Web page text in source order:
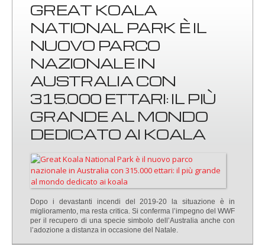
GREAT KOALA
NATIONAL PARK È IL
NUOVO PARCO
NAZIONALE IN
AUSTRALIA CON
315.000 ETTARI: IL PIÙ
GRANDE AL MONDO
DEDICATO AI KOALA
Dopo i devastanti incendi del 2019-20 la situazione è in
miglioramento, ma resta critica. Si conferma l’impegno del WWF
per il recupero di una specie simbolo dell’Australia anche con
l’adozione a distanza in occasione del Natale.